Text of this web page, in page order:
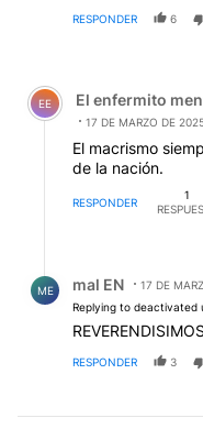
RESPONDER 6
Comentario de El
EE El enfermito
17 DE MARZO DE
El macrismo
de la nación.
RESPONDER
1
ME mal EN
17 DE
Replying to deactivated
RESPONDER 3